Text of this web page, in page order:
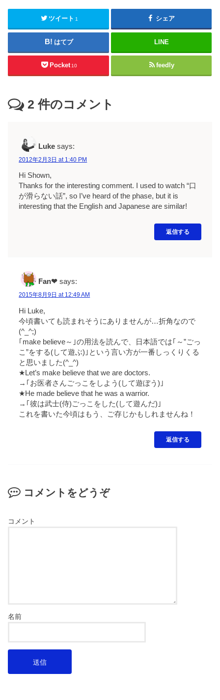
ツイート 1 シェア
はてブ LINE
Pocket 10 feedly
2 件のコメント
Luke says:
2012年2月3日 at 1:40 PM
Hi Shown,
Thanks for the interesting comment. I used to watch “口
が滑らない話”, so I’ve heard of the phase, but it is
interesting that the English and Japanese are similar!
返信する
Fan❤ says:
2015年8月9日 at 12:49 AM
Hi Luke,
今頃書いても読まれそうにありませんが…折角なので
(^_^;)
｢make believe～｣の用法を読んで、日本語では｢～”ごっ
こ”をする(して遊ぶ)｣という言い方が一番しっくりくる
と思いました(^_^)
★Let’s make believe that we are doctors.
→｢お医者さんごっこをしよう(して遊ぼう)｣
★He made believe that he was a warrior.
→｢彼は武士(侍)ごっこをした(して遊んだ)｣
これを書いた今頃はもう、ご存じかもしれませんね！
返信する
コメントをどうぞ
コメント
名前